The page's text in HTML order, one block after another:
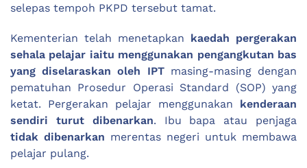
selepas tempoh PKPD tersebut tamat.
Kementerian telah menetapkan kaedah pergerakan
sehala pelajar iaitu menggunakan pengangkutan bas
yang diselaraskan oleh IPT masing-masing dengan
pematuhan Prosedur Operasi Standard (SOP) yang
ketat. Pergerakan pelajar menggunakan kenderaan
sendiri turut dibenarkan. Ibu bapa atau penjaga
tidak dibenarkan merentas negeri untuk membawa
pelajar pulang.